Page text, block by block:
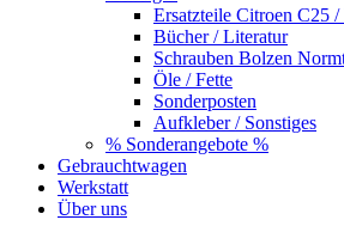
Ersatzteile Citroen C25
Bücher / Literatur
Schrauben Bolzen
Öle / Fette
Sonderposten
Aufkleber / Sonstiges
% Sonderangebote %
Gebrauchtwagen
Werkstatt
Über uns